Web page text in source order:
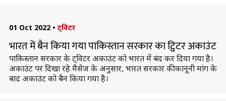
01 Oct 2022 • ट्विटर
भारत में बैन किया गया पाकिस्तान सरकार का ट्विटर अकाउंट
पाकिस्तान सरकार के ट्विटर अकाउंट को भारत में बंद कर दिया गया है।
अकाउंट पर दिखा रहे मैसेज के अनुसार, भारत सरकार की कानूनी मांग के
बाद अकाउंट को बैन किया गया है।